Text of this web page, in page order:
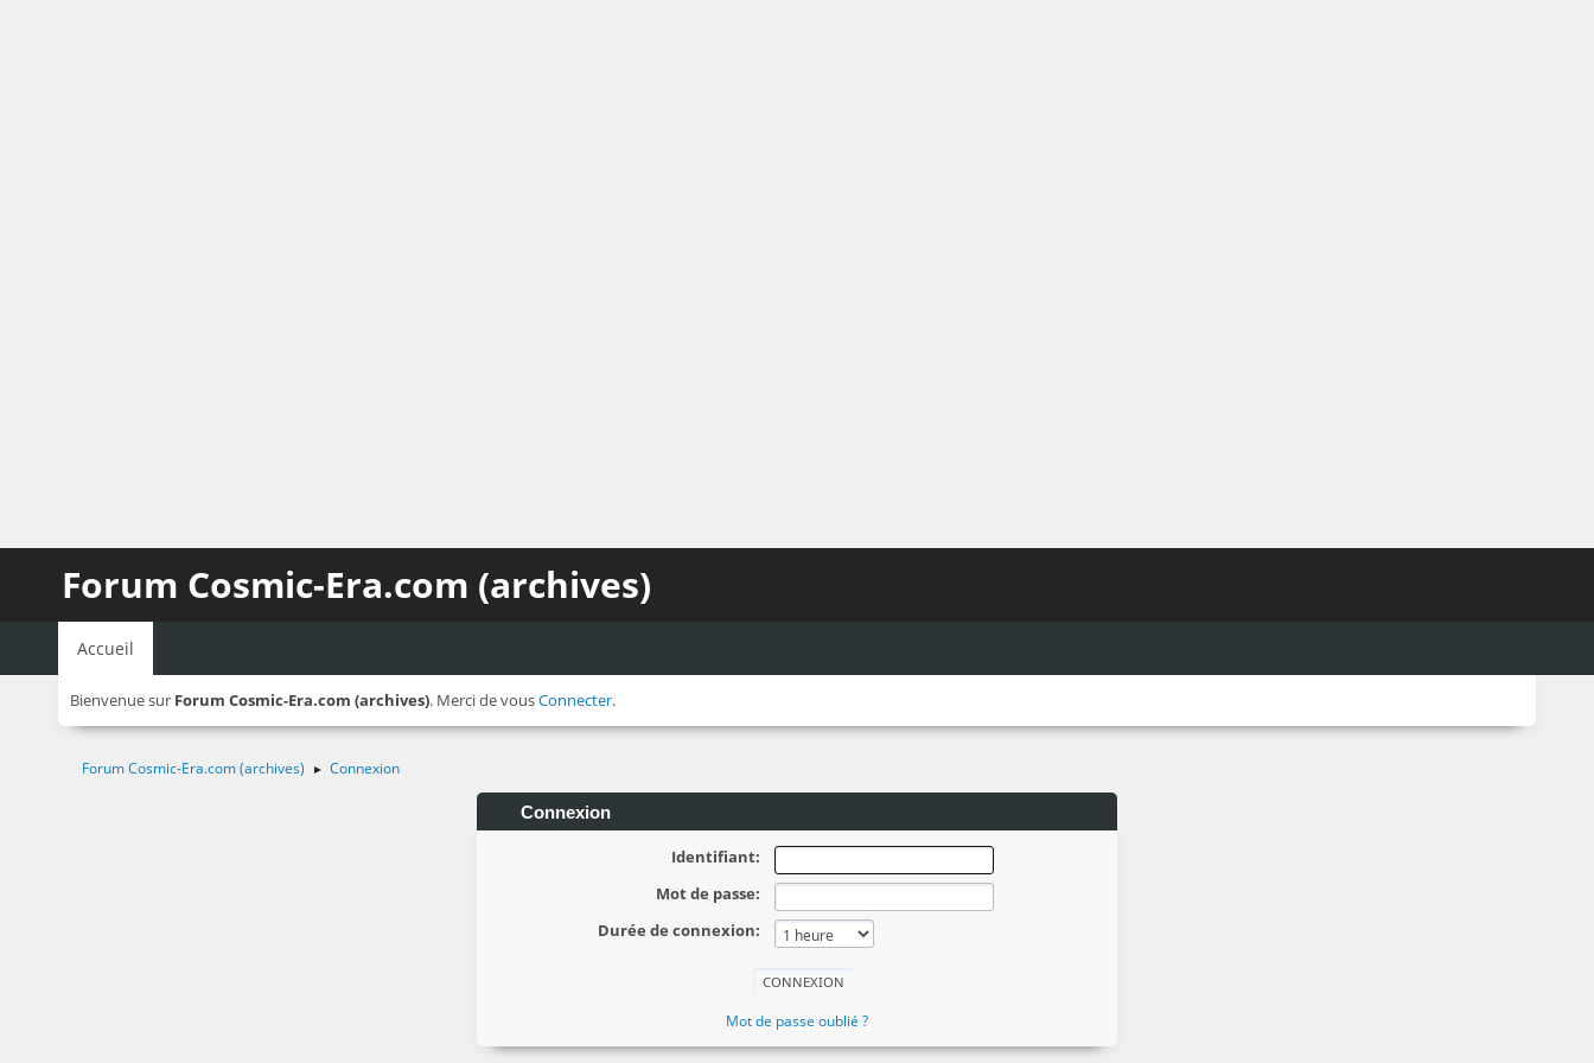
Forum Cosmic-Era.com (archives)
Accueil
Bienvenue sur Forum Cosmic-Era.com (archives). Merci de vousConnecter.
Forum Cosmic-Era.com (archives) ► Connexion
Connexion
Identifiant:
Mot de passe:
Durée de connexion:
Mot de passe oublié ?